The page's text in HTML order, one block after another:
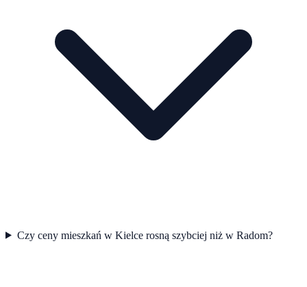
Czy ceny mieszkań w Kielce rosną szybciej niż w Radom?